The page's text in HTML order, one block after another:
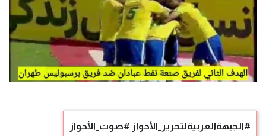
#الجبهةالعربيةلتحرير_الأحواز #صوت_الأحواز